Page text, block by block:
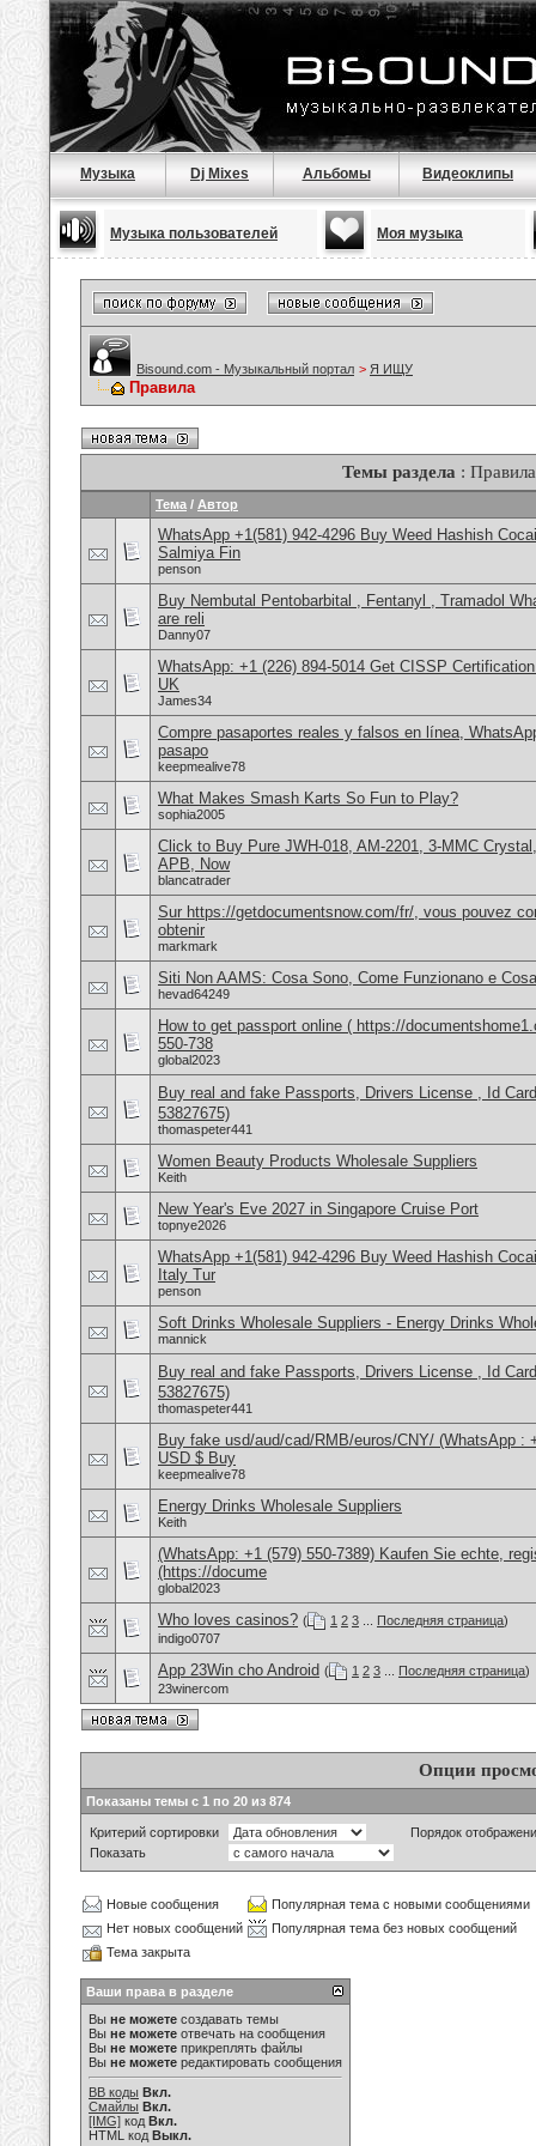
Музыка Dj Mixes Альбомы Видеоклипы
Музыка пользователей Моя музыка
Bisound.com - Музыкальный портал > Я ИЩУ
Правила
Темы раздела : Правила
Тема / Автор
WhatsApp +1(581) 942-4296 Buy Weed Hashish
Salmiya Fin
penson
Buy Nembutal Pentobarbital , Fentanyl , Tramadol
are reli
Danny07
WhatsApp: +1 (226) 894-5014​ Get CISSP
UK
James34
Compre pasaportes reales y falsos en línea,
pasapo
keepmealive78
What Makes Smash Karts So Fun to Play?
sophia2005
Click to Buy Pure JWH-018, AM-2201, 3-MMC
APB, Now
blancatrader
Sur https://getdocumentsnow.com/fr/, vous pouvez
obtenir
markmark
Siti Non AAMS: Cosa Sono, Come Funzionano e
hevad64249
How to get passport online ( https://
550-738
global2023
Buy real and fake Passports, Drivers License , Id
53827675)
thomaspeter441
Women Beauty Products Wholesale Suppliers
Keith
New Year's Eve 2027 in Singapore Cruise Port
topnye2026
WhatsApp +1(581) 942-4296 Buy Weed Hashish
Italy Tur
penson
Soft Drinks Wholesale Suppliers - Energy Drinks
mannick
Buy real and fake Passports, Drivers License , Id
53827675)
thomaspeter441
Buy fake usd/aud/cad/RMB/euros/CNY/ (WhatsApp :
USD $ Buy
keepmealive78
Energy Drinks Wholesale Suppliers
Keith
(WhatsApp: +1 (579) 550-7389) Kaufen Sie echte,
(https://docume
global2023
Who loves casinos? ( 1 2 3 Последняя страница)
indigo0707
App 23Win cho Android ( 1 2 3 Последняя страница)
23winercom
Опции
Показаны темы с 1 по 20 из 874
Критерий сортировки
Порядок
Показать
Новые сообщения
Популярная тема с новыми сообщениями
Нет новых сообщений
Популярная тема без новых сообщений
Тема закрыта
Ваши права в разделе
Вы не можете создавать темы
Вы не можете отвечать на сообщения
Вы не можете прикреплять файлы
Вы не можете редактировать сообщения
BB коды Вкл.
Смайлы Вкл.
[IMG] код Вкл.
HTML код Выкл.